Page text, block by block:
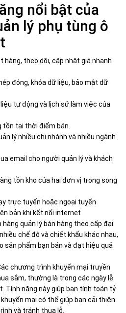
nổi bật của
lý phụ tùng ô
hàng, theo dõi, cập nhật giá nhanh
đóng, khóa dữ liệu, bảo mật dữ
tự động và lịch sử làm việc của
tồn tại thời điểm bán.
lý nhiều chi nhánh và nhiều ngành
email cho người quản lý và khách
tồn kho của hai đơn vị trong song
trực tuyến hoặc ngoại tuyến
bản khi kết nối internet
hàng quản lý bán hàng theo cấp đại
chế độ và chiết khấu khác nhau,
sản phẩm bạn bán và đạt hiệu quả
chương trình khuyến mại truyền
sắm, thường là trong các ngày lễ
Tính năng này giúp bạn tính toán tỷ
mại có thể giúp bạn cải thiện
và tránh thua lỗ.